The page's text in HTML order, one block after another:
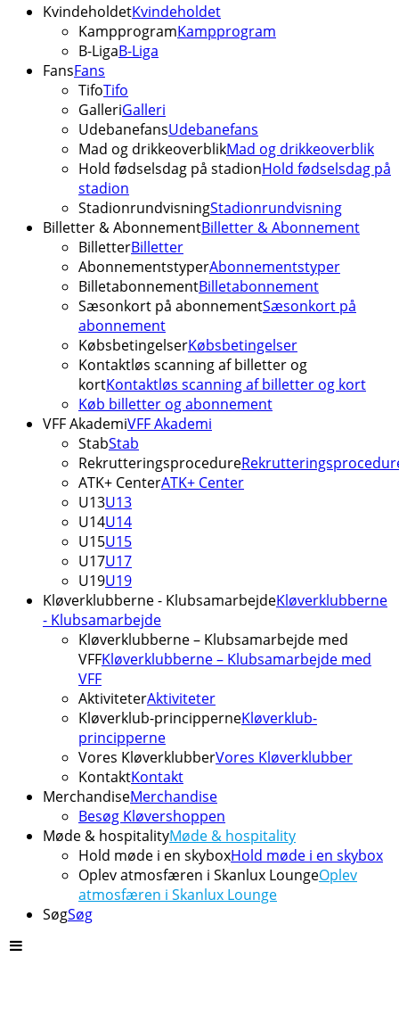
KvindeholdetKvindeholdet
KampprogramKampprogram
B-LigaB-Liga
FansFans
TifoTifo
GalleriGalleri
UdebanefansUdebanefans
Mad og drikkeoverblikMad og drikkeoverblik
Hold fødselsdag på stadionHold fødselsdag på
stadion
StadionrundvisningStadionrundvisning
Billetter & AbonnementBilletter & Abonnement
BilletterBilletter
AbonnementstyperAbonnementstyper
BilletabonnementBilletabonnement
Sæsonkort på abonnementSæsonkort på
abonnement
KøbsbetingelserKøbsbetingelser
Kontaktløs scanning af billetter og
kortKontaktløs scanning af billetter og kort
Køb billetter og abonnement
VFF AkademiVFF Akademi
StabStab
Rekrutteringsprocedure
ATK+ CenterATK+ Center
U13U13
U14U14
U15U15
U17U17
U19U19
Kløverklubberne - KlubsamarbejdeKløverklubberne
- Klubsamarbejde
Kløverklubberne – Klubsamarbejde med
VFFKløverklubberne – Klubsamarbejde med
VFF
AktiviteterAktiviteter
Kløverklub-principperneKløverklub-
principperne
Vores KløverklubberVores Kløverklubber
KontaktKontakt
MerchandiseMerchandise
Besøg Kløvershoppen
Møde & hospitalityMøde & hospitality
Hold møde i en skyboxHold møde i en skybox
Oplev atmosfæren i Skanlux LoungeOplev
atmosfæren i Skanlux Lounge
SøgSøg